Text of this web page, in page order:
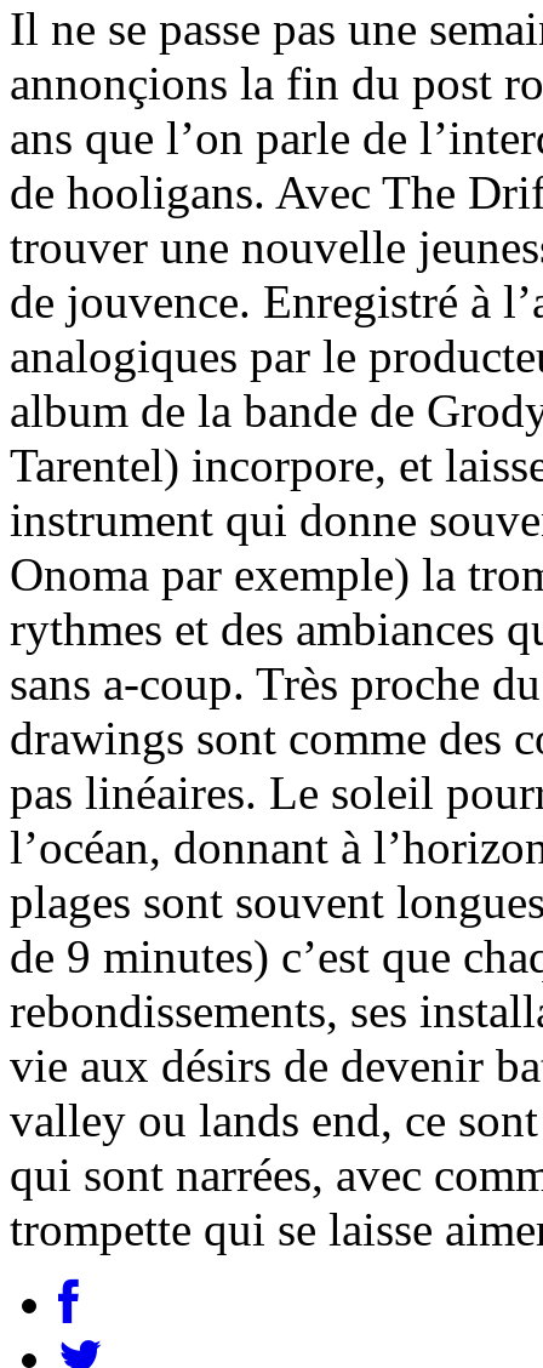
Il ne se passe pas une
annonçions la fin du post
ans que l’on parle de
de hooligans. Avec The
trouver une nouvelle
de jouvence. Enregistré à
analogiques par le
album de la bande de
Tarentel) incorpore, et
instrument qui donne
Onoma par exemple) la
rythmes et des ambiances
sans a-coup. Très proche
drawings sont comme des
pas linéaires. Le soleil
l’océan, donnant à
plages sont souvent
de 9 minutes) c’est que
rebondissements, ses
vie aux désirs de devenir
valley ou lands end, ce
qui sont narrées, avec
trompette qui se laisse